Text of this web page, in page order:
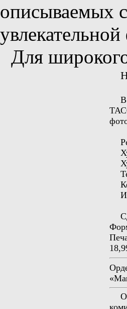
описываемых
Для
В